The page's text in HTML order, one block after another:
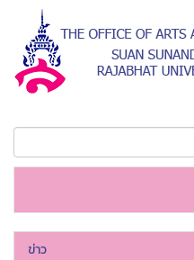
ข่าว